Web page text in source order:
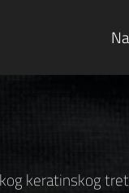
keratinskog